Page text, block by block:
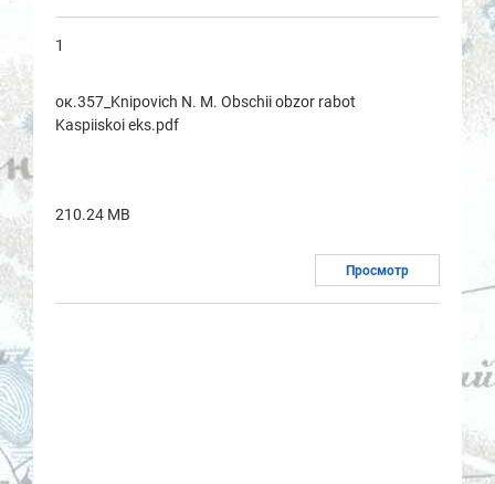
1
ок.357_Knipovich N. M. Obschii obzor rabot
Kaspiiskoi eks.pdf
210.24 MB
Просмотр